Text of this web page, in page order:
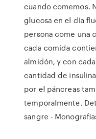
cuando comemos.
glucosa en el día
persona come una
cada comida
almidón, y con
cantidad de
por el páncreas
temporalmente.
sangre -